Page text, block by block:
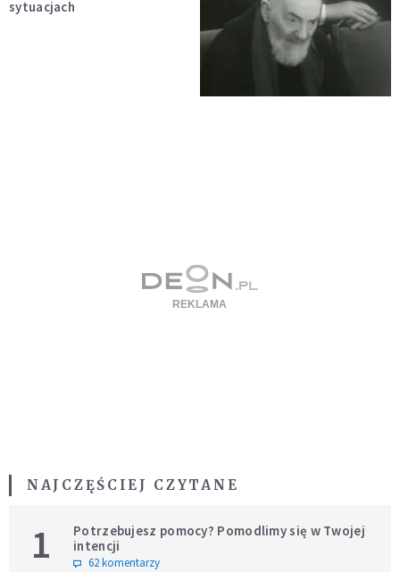
sytuacjach
NAJCZĘŚCIEJ CZYTANE
1
Potrzebujesz pomocy? Pomodlimy się w Twojej
intencji
62 komentarzy